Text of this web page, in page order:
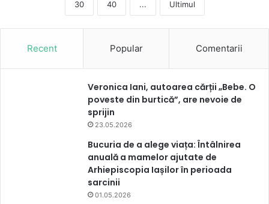
30 40 ... Ultimul
Recent Popular Comentarii
Veronica Iani, autoarea cărții „Bebe. O
poveste din burtică”, are nevoie de
sprijin
23.05.2026
Bucuria de a alege viața: Întâlnirea
anuală a mamelor ajutate de
Arhiepiscopia Iașilor în perioada
sarcinii
01.05.2026